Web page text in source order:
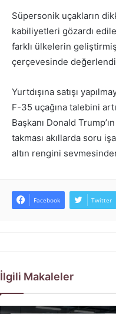
Süpersonik uçakların
kabiliyetleri gözardı
farklı ülkelerin
çerçevesinde
Yurtdışına satışı
F-35 uçağına talebini
Başkanı Donald
takması akıllarda soru
altın rengini sevmesinden
Facebook Twitter
İlgili Makaleler